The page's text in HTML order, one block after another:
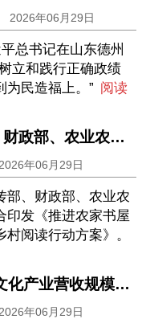
2026年06月29日
总书记在山东德州
立和践行正确政绩
为民造福上。” 阅读
中央宣传部、财政部、农业农村部联合印发《推进农家书屋改革提升促进乡村阅读行动方案》
2026年06月29日
部、财政部、农业农
印发《推进农家书屋
阅读行动方案》。
2025年我国文化产业营收规模突破20万亿元
2026年06月29日